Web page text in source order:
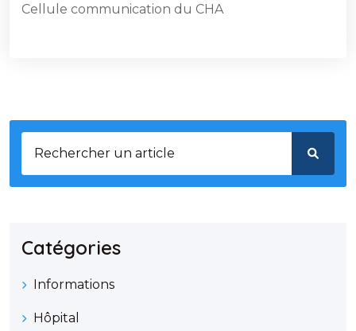
Cellule communication du CHA
Catégories
Informations
Hôpital